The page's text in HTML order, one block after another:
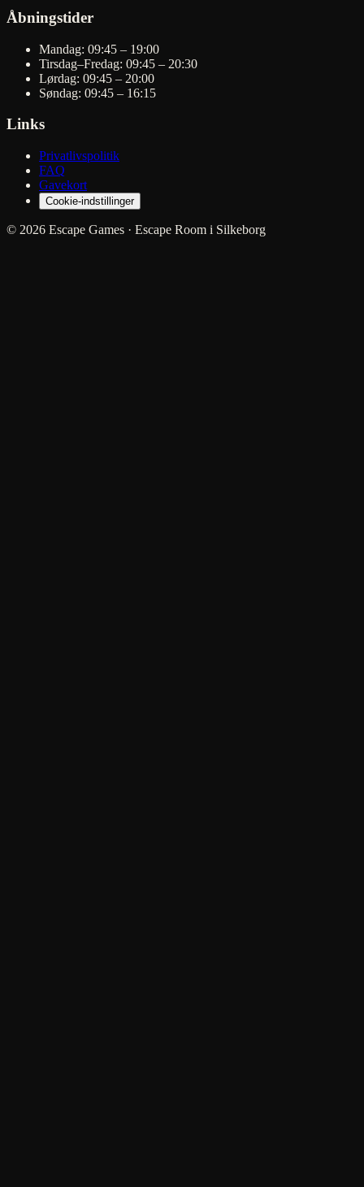
Åbningstider
Mandag: 09:45 – 19:00
Tirsdag–Fredag: 09:45 – 20:30
Lørdag: 09:45 – 20:00
Søndag: 09:45 – 16:15
Links
Privatlivspolitik
FAQ
Gavekort
Cookie-indstillinger
© 2026 Escape Games · Escape Room i Silkeborg